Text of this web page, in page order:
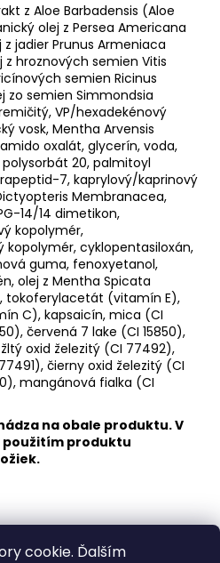
cookie. Ďalším
z Aloe Barbadensis (Aloe
olej z Persea Americana
jadier Prunus Armeniaca
hroznových semien Vitis
semien Ricinus
zo semien Simmondsia
VP/hexadekénový
vosk, Mentha Arvensis
oxalát, glycerín, voda,
20, palmitoyl
7, kaprylový/kaprinový
Membranacea,
14/14 dimetikon,
kopolymér,
cyklopentasiloxán,
guma, fenoxyetanol,
olej z Mentha Spicata
tokoferylacetát (vitamín E),
C), kapsaicín, mica (CI
červená 7 lake (CI 15850),
oxid železitý (CI 77492),
čierny oxid železitý (CI
mangánová fialka (CI
na obale produktu. V
použitím produktu
Aplikujte podľa potreby